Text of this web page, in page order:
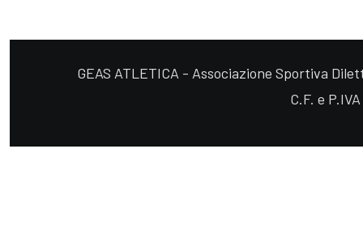
GEAS ATLETICA - Associazione Sportiva
C.F. e